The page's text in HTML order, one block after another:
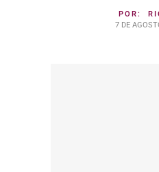
POR:
7 DE